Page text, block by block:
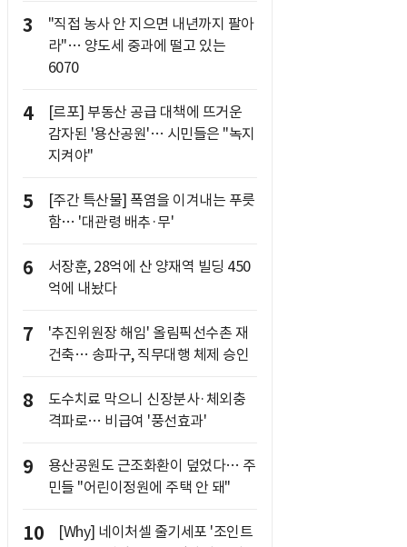
3
"직접 농사 안 지으면 내년까지 팔아
라"… 양도세 중과에 떨고 있는
6070
4
[르포] 부동산 공급 대책에 뜨거운
감자된 '용산공원'… 시민들은 "녹지
지켜야"
5
[주간 특산물] 폭염을 이겨내는 푸릇
함… '대관령 배추·무'
6
서장훈, 28억에 산 양재역 빌딩 450
억에 내놨다
7
'추진위원장 해임' 올림픽선수촌 재
건축… 송파구, 직무대행 체제 승인
8
도수치료 막으니 신장분사·체외충
격파로… 비급여 '풍선효과'
9
용산공원도 근조화환이 덮었다… 주
민들 "어린이정원에 주택 안 돼"
10
[Why] 네이처셀 줄기세포 '조인트